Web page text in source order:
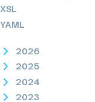
XSL
YAML
2026
2025
2024
2023